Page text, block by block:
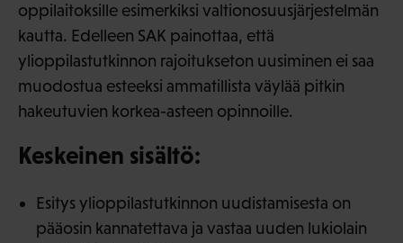
oppilaitoksille esimerkiksi valtionosuusjärjestelmän
kautta. Edelleen SAK painottaa, että
ylioppilastutkinnon rajoitukseton uusiminen ei saa
muodostua esteeksi ammatillista väylää pitkin
hakeutuvien korkea-asteen opinnoille.
Keskeinen sisältö:
Esitys ylioppilastutkinnon uudistamisesta on
pääosin kannatettava ja vastaa uuden lukiolain